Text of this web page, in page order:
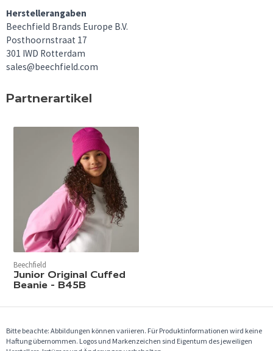
Herstellerangaben
Beechfield Brands Europe B.V.
Posthoornstraat 17
301 IWD Rotterdam
sales@beechfield.com
Partnerartikel
Beechfield
Junior Original Cuffed
Beanie - B45B
Bitte beachte: Abbildungen können variieren. Für Produktinformationen wird keine
Haftung übernommen. Logos und Markenzeichen sind Eigentum des jeweiligen